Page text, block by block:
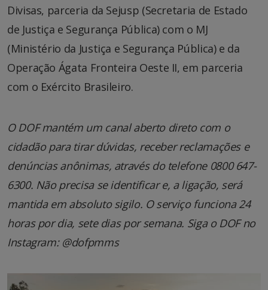
Divisas, parceria da Sejusp (Secretaria de Estado
de Justiça e Segurança Pública) com o MJ
(Ministério da Justiça e Segurança Pública) e da
Operação Ágata Fronteira Oeste II, em parceria
com o Exército Brasileiro.
O DOF mantém um canal aberto direto com o
cidadão para tirar dúvidas, receber reclamações e
denúncias anônimas, através do telefone 0800 647-
6300. Não precisa se identificar e, a ligação, será
mantida em absoluto sigilo. O serviço funciona 24
horas por dia, sete dias por semana. Siga o DOF no
Instagram: @dofpmms